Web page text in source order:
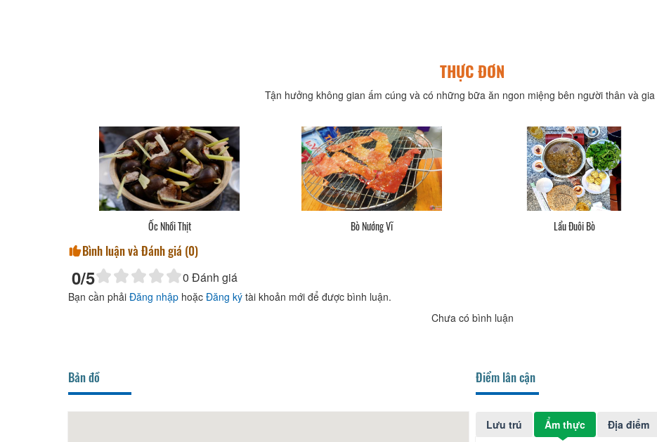
THỰC ĐƠN
Tận hưởng không gian ấm cúng và có những bữa ăn ngon miệng bên người thân và
Ốc Nhồi Thịt Bò Nướng Vĩ Lẩu Đuôi Bò
Bình luận và Đánh giá (0)
0/5 0 Đánh giá
Bạn cần phải Đăng nhập hoặc Đăng ký tài khoản mới để được bình luận.
Chưa có bình luận
Bản đồ Điểm lân cận
Lưu trú Ẩm thực Địa điểm